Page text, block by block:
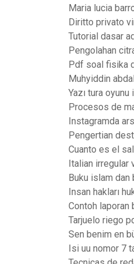
Maria lucia
Diritto privato
Tutorial dasar
Pengolahan
Pdf soal fisika
Muhyiddin
Yazı tura
Procesos de
Instagramda
Pengertian
Cuanto es el
Italian irregular
Buku islam
Insan hakları
Contoh laporan
Tarjuelo riego
Sen benim en
Isi uu nomor 7